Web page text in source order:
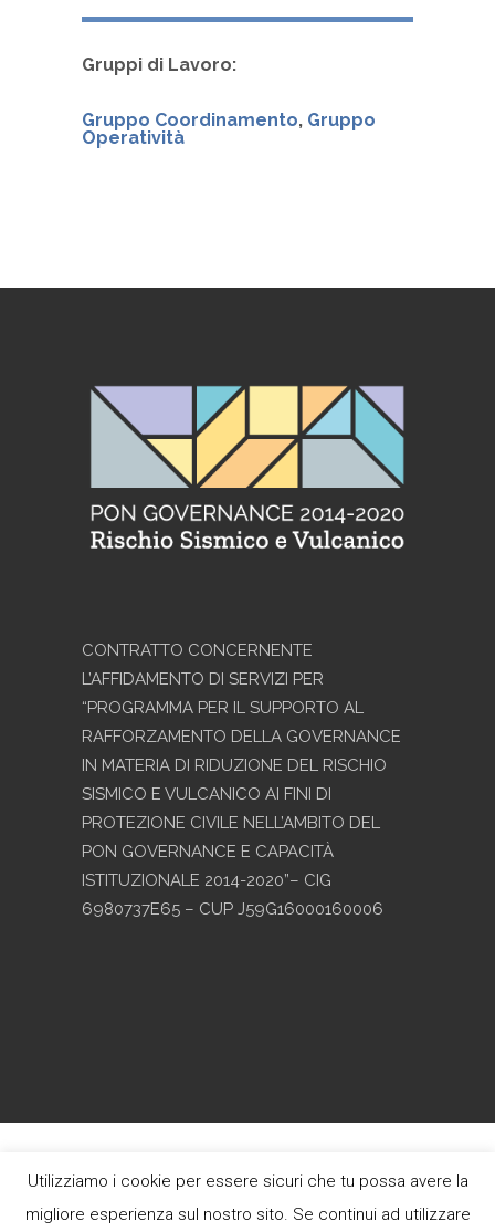
Gruppi di Lavoro:
Gruppo Coordinamento, Gruppo
Operatività
CONTRATTO CONCERNENTE
L’AFFIDAMENTO DI SERVIZI PER
“PROGRAMMA PER IL SUPPORTO AL
RAFFORZAMENTO DELLA GOVERNANCE
IN MATERIA DI RIDUZIONE DEL RISCHIO
SISMICO E VULCANICO AI FINI DI
PROTEZIONE CIVILE NELL’AMBITO DEL
PON GOVERNANCE E CAPACITÀ
ISTITUZIONALE 2014-2020”– CIG
6980737E65 – CUP J59G16000160006
sviluppoHeap Design
Utilizziamo i cookie per essere sicuri che tu possa avere la
migliore esperienza sul nostro sito. Se continui ad utilizzare